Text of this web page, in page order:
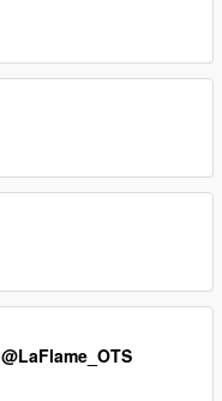
@LaFlame_OTS